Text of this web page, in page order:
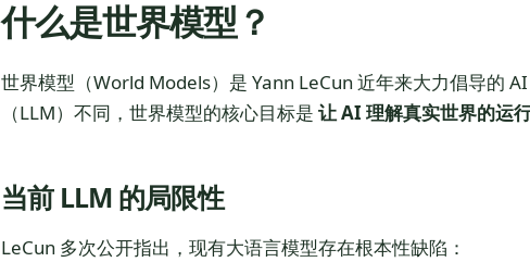
什么是世界模型？
世界模型（World Models）是 Yann LeCun 近年来大力倡导的
（LLM）不同，世界模型的核心目标是 让 AI 理解真实世界的运
当前 LLM 的局限性
LeCun 多次公开指出，现有大语言模型存在根本性缺陷：